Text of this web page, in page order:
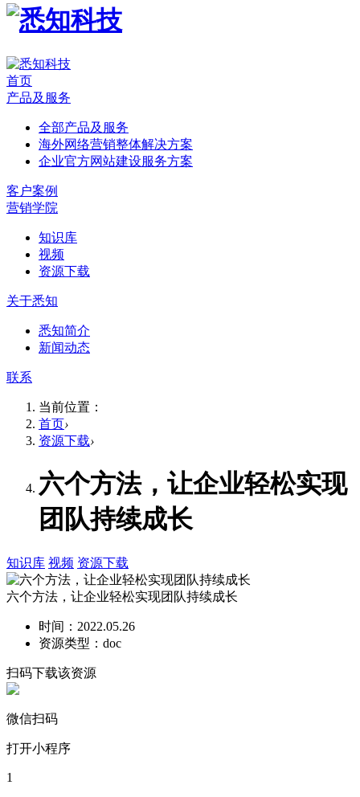
首页
产品及服务
全部产品及服务
海外网络营销整体解决方案
企业官方网站建设服务方案
客户案例
营销学院
知识库
视频
资源下载
关于悉知
悉知简介
新闻动态
联系
当前位置：
首页›
资源下载›
六个方法，让企业轻松实现
团队持续成长
知识库 视频 资源下载
六个方法，让企业轻松实现团队持续成长
时间：2022.05.26
资源类型：doc
扫码下载该资源
微信扫码
打开小程序
1